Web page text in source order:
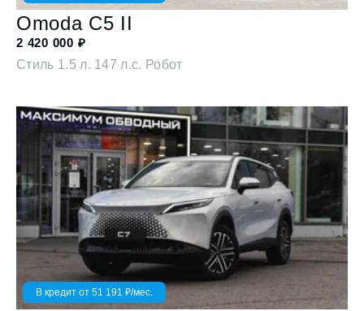
Omoda C5 II
2 420 000 ₽
Стиль 1.5 л. 147 л.с. Робот
В кредит от 51 191 ₽/мес.